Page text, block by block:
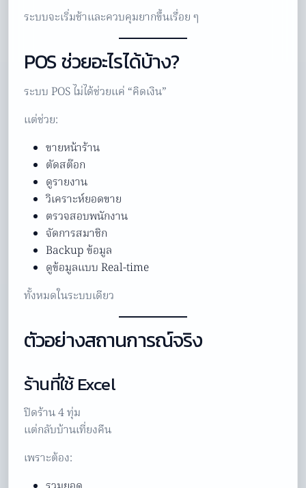
ระบบจะเริ่มช้าและควบคุมยากขึ้นเรื่อย ๆ
POS ช่วยอะไรได้บ้าง?
ระบบ POS ไม่ได้ช่วยแค่ “คิดเงิน”
แต่ช่วย:
ขายหน้าร้าน
ตัดสต๊อก
ดูรายงาน
วิเคราะห์ยอดขาย
ตรวจสอบพนักงาน
จัดการสมาชิก
Backup ข้อมูล
ดูข้อมูลแบบ Real-time
ทั้งหมดในระบบเดียว
ตัวอย่างสถานการณ์จริง
ร้านที่ใช้ Excel
ปิดร้าน 4 ทุ่ม
แต่กลับบ้านเที่ยงคืน
เพราะต้อง: